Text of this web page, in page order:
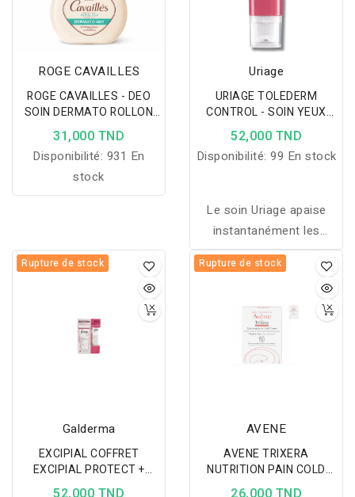
ROGE CAVAILLES
ROGE CAVAILLES - DEO
SOIN DERMATO ROLLON
50ML
31,000 TND
Disponibilité: 931 En
stock
Uriage
URIAGE TOLEDERM
CONTROL - SOIN YEUX
FRAIS APAISANT 15ML
52,000 TND
Disponibilité: 99 En stock
Le soin Uriage apaise
instantanément les
inconforts cutanés,
réduit poches et cernes
naturelle enrichie en Eau
Thermale et polyuronides
d’algues.
Rupture de stock
Galderma
EXCIPIAL COFFRET
EXCIPIAL PROTECT +
REPAIR SENISITVE MAINS
Rupture de stock
AVENE
AVENE TRIXERA
NUTRITION PAIN COLD
CREAM 100GR